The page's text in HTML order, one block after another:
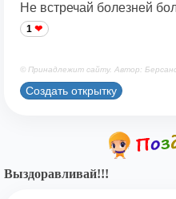
Не встречай болезней
1
© Принадлежит сайту. Автор:
Создать открытку
Выздоравливай!!!